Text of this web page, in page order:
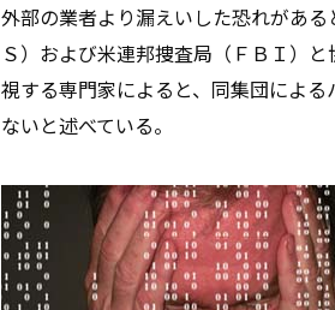
外部の業者より漏えいした恐れがあ
Ｓ）および米連邦捜査局（ＦＢＩ）
視する専門家によると、同集団によ
ないと述べている。